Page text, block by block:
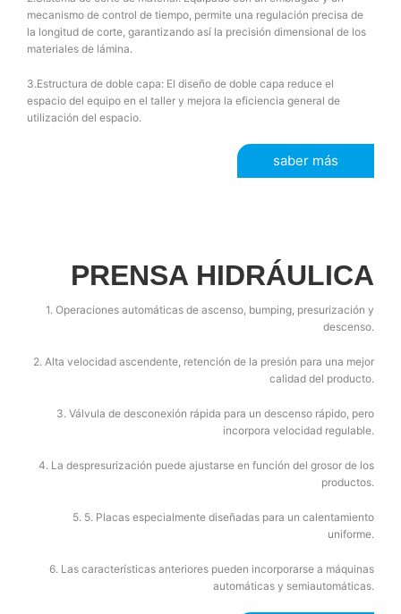
mecanismo de control de tiempo, permite una regulación precisa de
la longitud de corte, garantizando así la precisión dimensional de los
materiales de lámina.
3.Estructura de doble capa: El diseño de doble capa reduce el
espacio del equipo en el taller y mejora la eficiencia general de
utilización del espacio.
saber más
PRENSA HIDRÁULICA
1. Operaciones automáticas de ascenso, bumping, presurización y
descenso.
2. Alta velocidad ascendente, retención de la presión para una mejor
calidad del producto.
3. Válvula de desconexión rápida para un descenso rápido, pero
incorpora velocidad regulable.
4. La despresurización puede ajustarse en función del grosor de los
productos.
5. 5. Placas especialmente diseñadas para un calentamiento
uniforme.
6. Las características anteriores pueden incorporarse a máquinas
automáticas y semiautomáticas.